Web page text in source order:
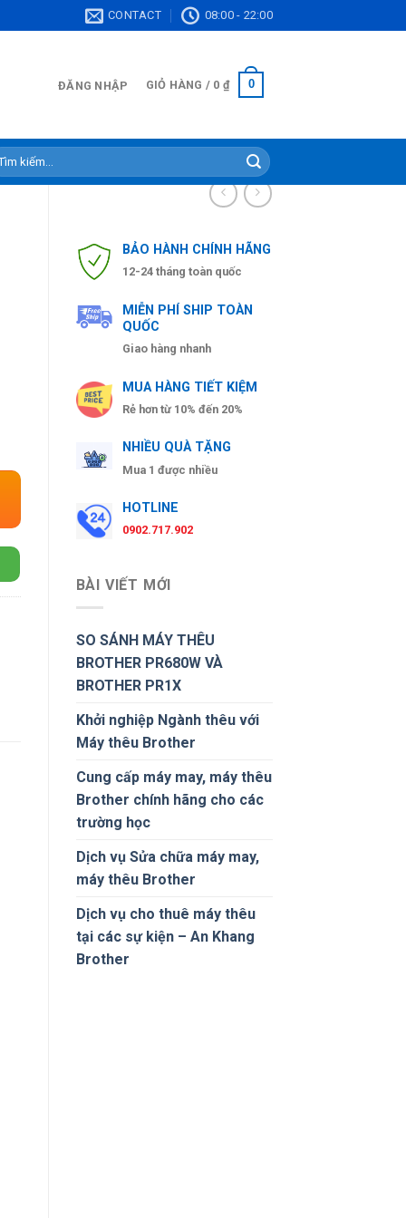
CONTACT 08:00 - 22:00
ĐĂNG NHẬP GIỎ HÀNG / 0 ₫ 0
BẢO HÀNH CHÍNH HÃNG
12-24 tháng toàn quốc
MIỄN PHÍ SHIP TOÀN
QUỐC
Giao hàng nhanh
MUA HÀNG TIẾT KIỆM
Rẻ hơn từ 10% đến 20%
NHIỀU QUÀ TẶNG
Mua 1 được nhiều
HOTLINE
0902.717.902
BÀI VIẾT MỚI
SO SÁNH MÁY THÊU
BROTHER PR680W VÀ
BROTHER PR1X
Khởi nghiệp Ngành thêu với
Máy thêu Brother
Cung cấp máy may, máy thêu
Brother chính hãng cho các
trường học
Dịch vụ Sửa chữa máy may,
máy thêu Brother
Dịch vụ cho thuê máy thêu
tại các sự kiện – An Khang
Brother